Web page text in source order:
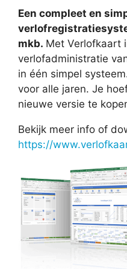
Een compleet en
mkb. Met Verlofkaart
verlofadministratie
in één simpel
voor alle jaren. Je
nieuwe versie te
Bekijk meer info of
https://